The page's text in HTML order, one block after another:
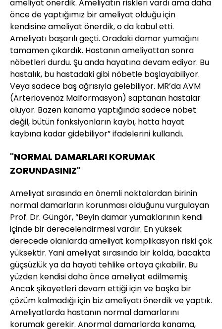
ameliyat önerdik. Ameliyatın riskleri vardı ama daha
önce de yaptığımız bir ameliyat olduğu için
kendisine ameliyat önerdik, o da kabul etti.
Ameliyatı başarılı geçti. Oradaki damar yumağını
tamamen çıkardık. Hastanın ameliyattan sonra
nöbetleri durdu. Şu anda hayatına devam ediyor. Bu
hastalık, bu hastadaki gibi nöbetle başlayabiliyor.
Veya sadece baş ağrısıyla gelebiliyor. MR’da AVM
(Arteriovenöz Malformasyon) saptanan hastalar
oluyor. Bazen kanama yaptığında sadece nöbet
değil, bütün fonksiyonların kaybı, hatta hayat
kaybına kadar gidebiliyor” ifadelerini kullandı.
"NORMAL DAMARLARI KORUMAK
ZORUNDASINIZ"
Ameliyat sırasında en önemli noktalardan birinin
normal damarların korunması olduğunu vurgulayan
Prof. Dr. Güngör, “Beyin damar yumaklarının kendi
içinde bir derecelendirmesi vardır. En yüksek
derecede olanlarda ameliyat komplikasyon riski çok
yüksektir. Yani ameliyat sırasında bir kolda, bacakta
güçsüzlük ya da hayati tehlike ortaya çıkabilir. Bu
yüzden kendisi daha önce ameliyat edilmemiş.
Ancak şikayetleri devam ettiği için ve başka bir
çözüm kalmadığı için biz ameliyatı önerdik ve yaptık.
Ameliyatlarda hastanın normal damarlarını
korumak gerekir. Anormal damarlarda kanama,